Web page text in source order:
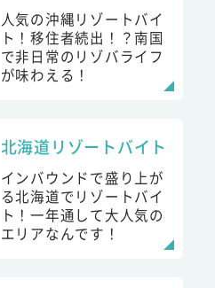
人気の沖縄リゾートバイ
ト！移住者続出！？南国
で非日常のリゾバライフ
が味わえる！
北海道リゾートバイト
インバウンドで盛り上が
る北海道でリゾートバイ
ト！一年通して大人気の
エリアなんです！